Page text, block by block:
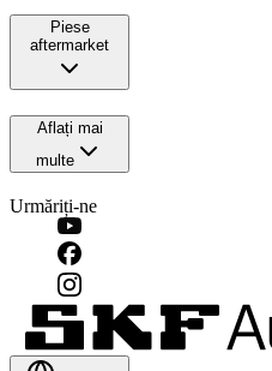
Piese
aftermarket
Aflați mai
multe
Urmăriți-ne